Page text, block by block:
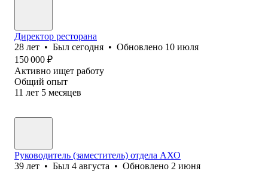
Директор ресторана
28 лет • Был сегодня • Обновлено 10 июля
150 000 ₽
Активно ищет работу
Общий опыт
11 лет 5 месяцев
Руководитель (заместитель) отдела АХО
39 лет • Был 4 августа • Обновлено 2 июня